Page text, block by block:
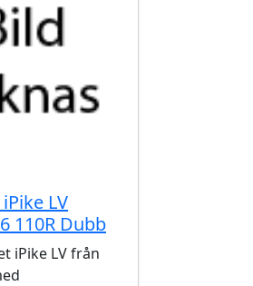
LV
110R Dubb
iPike LV från